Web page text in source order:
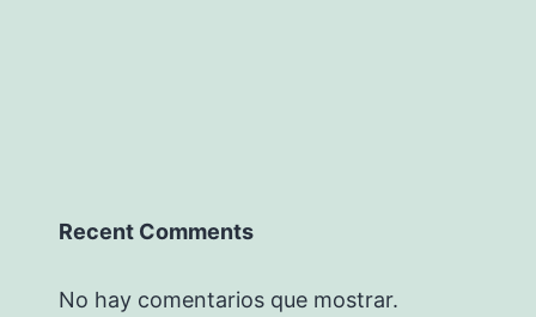
Recent Comments
No hay comentarios que mostrar.